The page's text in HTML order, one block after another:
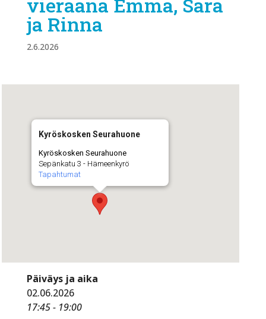
ja Rinna
2.6.2026
Kyröskosken Seurahuone
Kyröskosken Seurahuone
Sepänkatu 3 - Hämeenkyrö
Tapahtumat
Päiväys ja aika
02.06.2026
17:45 - 19:00